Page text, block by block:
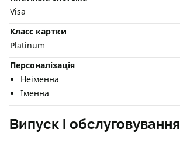
Visa
Класс картки
Platinum
Персоналізація
Неіменна
Іменна
Випуск і обслуговування